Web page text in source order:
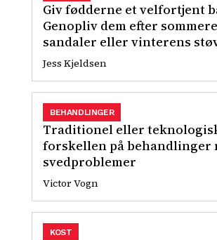
Giv fødderne et velfortjent
Genopliv dem efter
sandaler eller vinterens
Jess Kjeldsen
Traditionel eller
forskellen på behandlinger
svedproblemer
BEHANDLINGER
Victor Vogn
KOST